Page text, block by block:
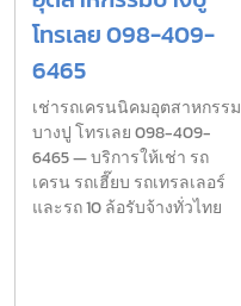
โทรเลย 098-409-
6465
เช่ารถเครนนิคมอุตสาหกรรม
บางปู โทรเลย 098-409-
6465 — บริการให้เช่า รถ
เครน รถเฮี๊ยบ รถเทรลเลอร์
และรถ 10 ล้อรับจ้างทั่วไทย